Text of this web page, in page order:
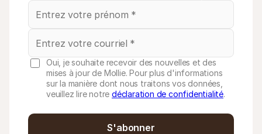
Oui, je souhaite recevoir des nouvelles et des
mises à jour de Mollie. Pour plus d'informations
sur la manière dont nous traitons vos données,
veuillez lire notre déclaration de confidentialité.
S'abonner